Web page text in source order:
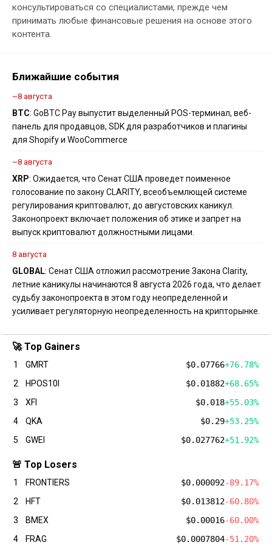
консультироваться со специалистами, прежде чем
принимать любые финансовые решения на основе этого
контента.
Ближайшие события
~8 августа
BTC: GoBTC Pay выпустит выделенный POS-терминал, веб-
панель для продавцов, SDK для разработчиков и плагины
для Shopify и WooCommerce
~8 августа
XRP: Ожидается, что Сенат США проведет поименное
голосование по закону CLARITY, всеобъемлющей системе
регулирования криптовалют, до августовских каникул.
Законопроект включает положения об этике и запрет на
выпуск криптовалют должностными лицами.
8 августа
GLOBAL: Сенат США отложил рассмотрение Закона Clarity,
летние каникулы начинаются 8 августа 2026 года, что делает
судьбу законопроекта в этом году неопределенной и
усиливает регуляторную неопределенность на крипторынке.
🚀 Top Gainers
1 GMRT $0.07766+76.78%
2
HPOS10I $0.01882+68.65%
3
XFI $0.018+55.03%
4
QKA $0.29+53.25%
5
GWEI $0.027762+51.92%
🚨 Top Losers
1 FRONTIERS $0.000092-89.17%
2
HFT $0.013812-60.80%
3
BMEX $0.00016-60.00%
4
FRAG $0.0007804-51.20%